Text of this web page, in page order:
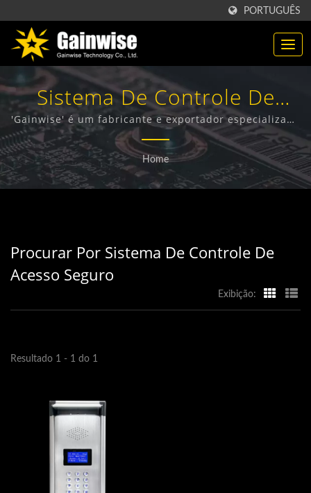
PORTUGUÊS
Sistema De Controle De
Acesso SeguroProcurado |
Fabricante De Produtos De
Telecomunicações 'Made In
'Gainwise' é um fabricante e exportador especializado
no design, desenvolvimento e fabricação de Terminais
Sem Fio Fixos, Interfone 4G, Abre-portões 4G e
Detector de Fumaça 4G.
Home
Procurar Por Sistema De Controle De
Acesso Seguro
Exibição:
Resultado 1 - 1 do 1